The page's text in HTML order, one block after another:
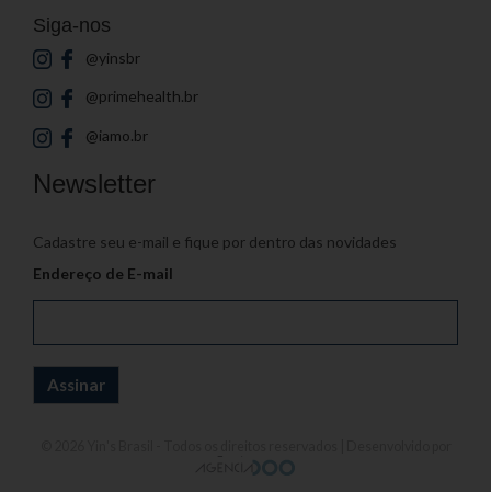
Siga-nos
@yinsbr
@primehealth.br
@iamo.br
Newsletter
Cadastre seu e-mail e fique por dentro das novidades
Endereço de E-mail